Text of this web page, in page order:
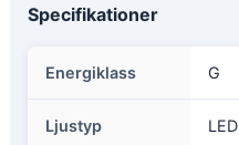
Specifikationer
Energiklass G
Ljustyp LED